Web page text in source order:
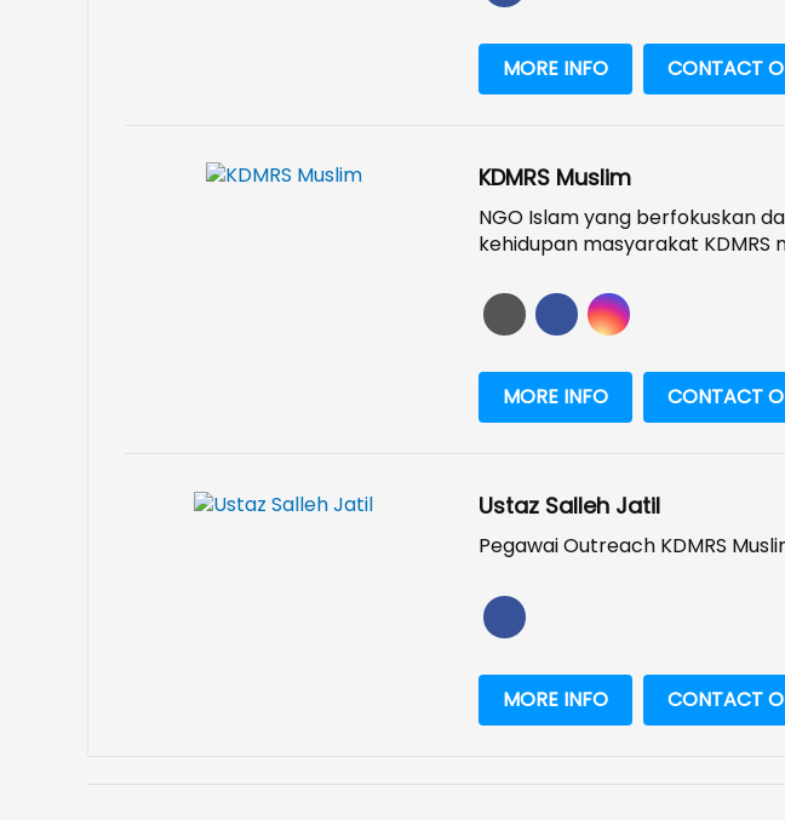
MORE INFO CONTACT
KDMRS Muslim
NGO Islam yang berfokuskan
kehidupan masyarakat KDMRS
MORE INFO CONTACT
Ustaz Salleh Jatil
Pegawai Outreach KDMRS
MORE INFO CONTACT